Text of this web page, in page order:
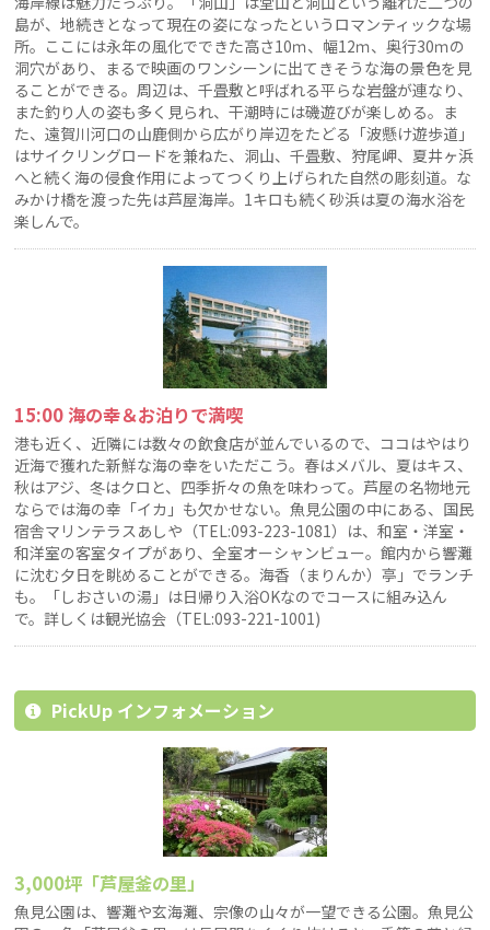
島が、地続きとなって現在の姿になったというロマンティックな場
所。ここには永年の風化でできた高さ10ｍ、幅12ｍ、奥行30ｍの
洞穴があり、まるで映画のワンシーンに出てきそうな海の景色を見
ることができる。周辺は、千畳敷と呼ばれる平らな岩盤が連なり、
また釣り人の姿も多く見られ、干潮時には磯遊びが楽しめる。ま
た、遠賀川河口の山鹿側から広がり岸辺をたどる「波懸け遊歩道」
はサイクリングロードを兼ねた、洞山、千畳敷、狩尾岬、夏井ヶ浜
へと続く海の侵食作用によってつくり上げられた自然の彫刻道。な
みかけ橋を渡った先は芦屋海岸。1キロも続く砂浜は夏の海水浴を
楽しんで。
15:00 海の幸＆お泊りで満喫
港も近く、近隣には数々の飲食店が並んでいるので、ココはやはり
近海で獲れた新鮮な海の幸をいただこう。春はメバル、夏はキス、
秋はアジ、冬はクロと、四季折々の魚を味わって。芦屋の名物地元
ならでは海の幸「イカ」も欠かせない。魚見公園の中にある、国民
宿舎マリンテラスあしや（TEL:093-223-1081）は、和室・洋室・
和洋室の客室タイプがあり、全室オーシャンビュー。館内から響灘
に沈む夕日を眺めることができる。海香（まりんか）亭」でランチ
も。「しおさいの湯」は日帰り入浴OKなのでコースに組み込ん
で。詳しくは観光協会（TEL:093-221-1001)
PickUp インフォメーション
3,000坪「芦屋釜の里」
魚見公園は、響灘や玄海灘、宗像の山々が一望できる公園。魚見公